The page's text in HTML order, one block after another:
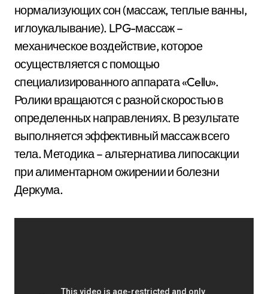
нормализующих сон (массаж, теплые ванны,
иглоукалывание). LPG-массаж –
механическое воздействие, которое
осуществляется с помощью
специализированного аппарата «Cellu».
Ролики вращаются с разной скоростью в
определенных направлениях. В результате
выполняется эффективный массаж всего
тела. Методика – альтернатива липосакции
при алиментарном ожирении и болезни
Деркума.